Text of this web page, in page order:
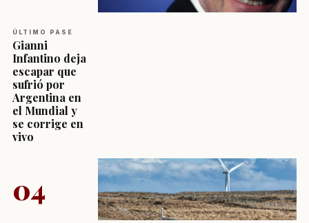
ÚLTIMO PASE
Gianni
Infantino deja
escapar que
sufrió por
Argentina en
el Mundial y
se corrige en
vivo
04